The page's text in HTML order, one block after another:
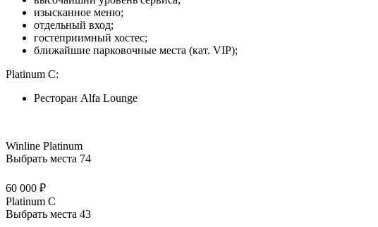
изысканное меню;
отдельный вход;
гостеприимный хостес;
ближайшие парковочные места (кат. VIP);
Platinum C:
Ресторан Alfa Lounge
Winline Platinum
Выбрать места 74
60 000 ₽
Platinum C
Выбрать места 43